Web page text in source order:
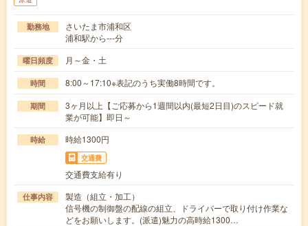
勤務地
さいたま市浦和区
浦和駅から---分
曜日頻度 月～金・土
時間 8:00～17:10※表記のうち実働8時間です。
期間
3ヶ月以上【ご応募から1週間以内(最短2日目)のスピード就
業が可能】即日～
時給 時給1300円
交通費
交通費支給有り
仕事内容
製造（組立・加工）
信号機の制御盤の配線の組立、ドライバーで取り付け作業な
どをお願いします。(派遣)魅力の高時給1300…